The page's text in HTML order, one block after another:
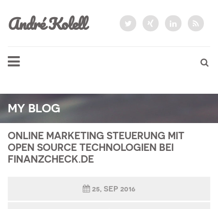
André Kolell
MY BLOG
ONLINE MARKETING STEUERUNG MIT
OPEN SOURCE TECHNOLOGIEN BEI
FINANZCHECK.DE
25, SEP 2016